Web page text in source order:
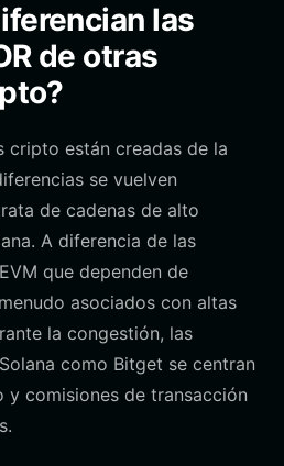
las
de otras
cripto están creadas de la
se vuelven
de cadenas de alto
A diferencia de las
que dependen de
asociados con altas
la congestión, las
como Bitget se centran
y comisiones de transacción